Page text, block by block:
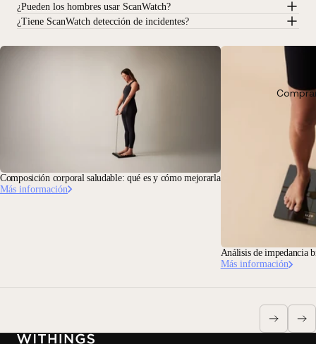
¿Pueden los hombres usar ScanWatch?
¿Tiene ScanWatch detección de incidentes?
Composición corporal saludable: qué es y cómo mejorarla
Más información
Análisis de impedancia
Más información